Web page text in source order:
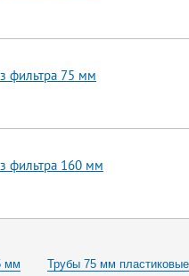
фильтра 75 мм
фильтра 160 мм
мм
Трубы 75 мм пластиковые